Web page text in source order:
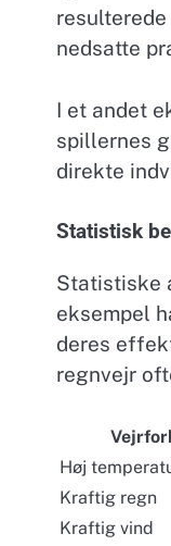
nedsatte
I et andet
spillernes
direkte
Statistisk
Statistiske
eksempel
deres
regnvejr
Høj
Kraftig regn
Kraftig vind